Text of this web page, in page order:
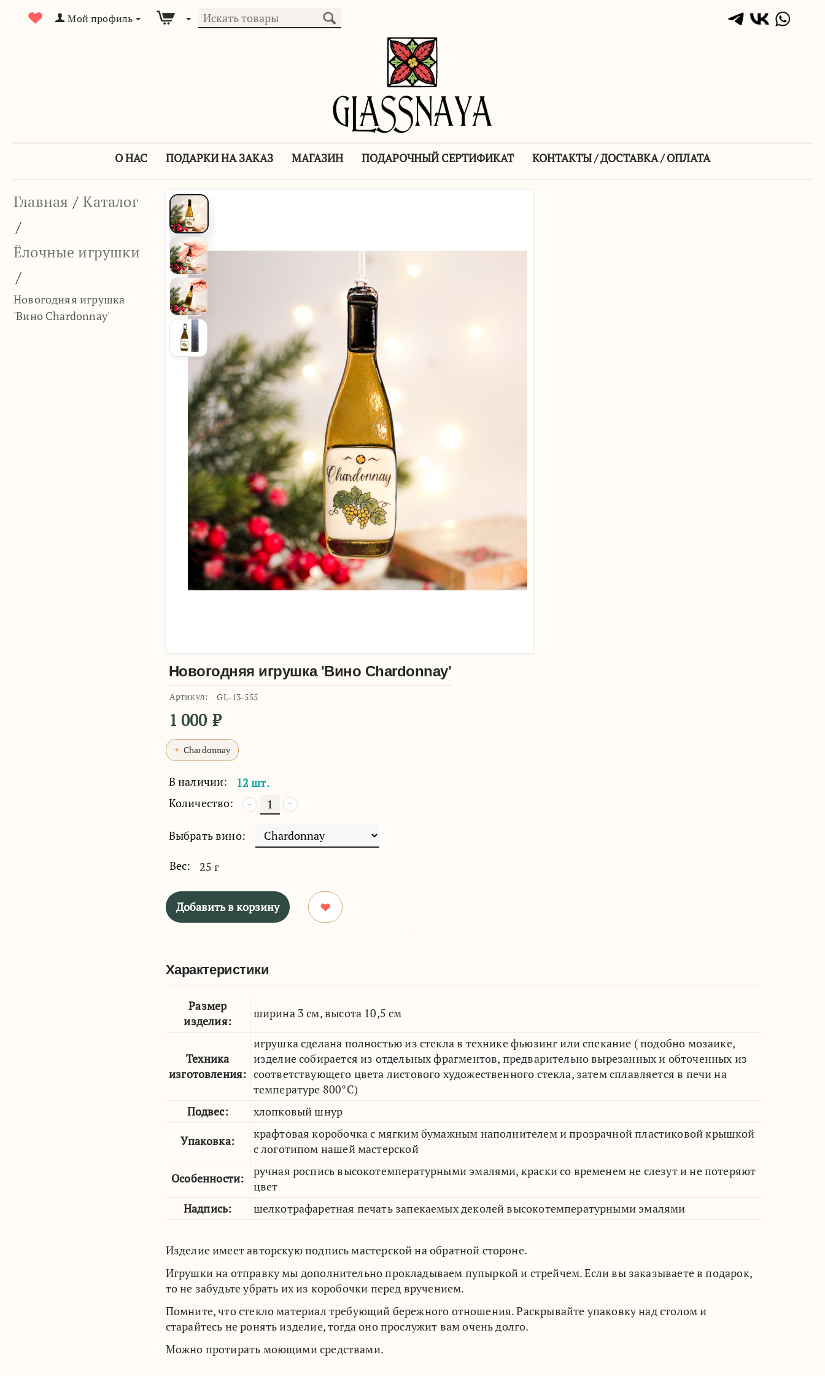
Мой профиль
О НАС ПОДАРКИ НА ЗАКАЗ МАГАЗИН ПОДАРОЧНЫЙ СЕРТИФИКАТ КОНТАКТЫ / ДОСТАВКА / ОПЛАТА
Главная / Каталог
/
Ёлочные игрушки
/
Новогодняя игрушка
'Вино Chardonnay'
Новогодняя игрушка 'Вино Chardonnay'
Артикул: GL-13-555
1 000 ₽
Chardonnay
В наличии:
12 шт.
Количество:
+
−
Выбрать вино:
Вес: 25 г
Добавить в корзину
Характеристики
Размер
изделия:
ширина 3 см, высота 10,5 см
Техника
изготовления:
игрушка сделана полностью из стекла в технике фьюзинг или спекание ( подобно мозаике,
изделие собирается из отдельных фрагментов, предварительно вырезанных и обточенных из
соответствующего цвета листового художественного стекла, затем сплавляется в печи на
температуре 800°C)
Подвес:
хлопковый шнур
Упаковка:
крафтовая коробочка с мягким бумажным наполнителем и прозрачной пластиковой крышкой
с логотипом нашей мастерской
Особенности:
ручная роспись высокотемпературными эмалями, краски со временем не слезут и не потеряют
цвет
Надпись:
шелкотрафаретная печать запекаемых деколей высокотемпературными эмалями
Изделие имеет авторскую подпись мастерской на обратной стороне.
Игрушки на отправку мы дополнительно прокладываем пупыркой и стрейчем. Если вы заказываете в подарок,
то не забудьте убрать их из коробочки перед вручением.
Помните, что стекло материал требующий бережного отношения. Раскрывайте упаковку над столом и
старайтесь не ронять изделие, тогда оно прослужит вам очень долго.
Можно протирать моющими средствами.